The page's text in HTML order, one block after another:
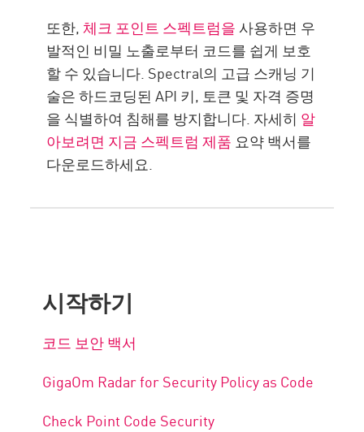
또한,체크 포인트 스펙트럼을 사용하면 우
발적인 비밀 노출로부터 코드를 쉽게 보호
할 수 있습니다. Spectral의 고급 스캐닝 기
술은 하드코딩된 API 키, 토큰 및 자격 증명
을 식별하여 침해를 방지합니다. 자세히 알
아보려면 지금 스펙트럼 제품 요약 백서를
다운로드하세요.
시작하기
코드 보안 백서
GigaOm Radar for Security Policy as Code
Check Point Code Security